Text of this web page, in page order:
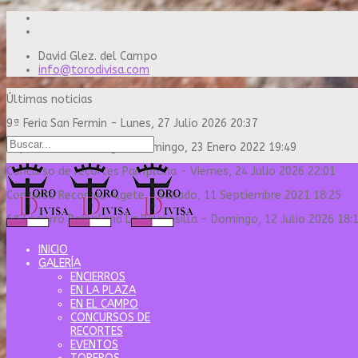
David Glez. del Campo
info@torodivisa.com
Últimas noticias
9ª Feria San Fermin - Lunes, 27 Julio 2026 20:37
Capea Sanse Domingo
Domingo, 23 Enero 2022 19:49
Concurso de recortes Pamplona - Viernes, 24 Julio 2026 22:01
Concurso Recortes Algete-Sábado, 11 Septiembre 2021 18:25
6º Encierro Pamplona La Palmosilla - Domingo, 12 Julio 2026
INICIO
GALERÍA
ENCIERROS
EN LA PLAZA
EN EL CAMPO
CONCURSOS DE
RECORTES
EVENTOS